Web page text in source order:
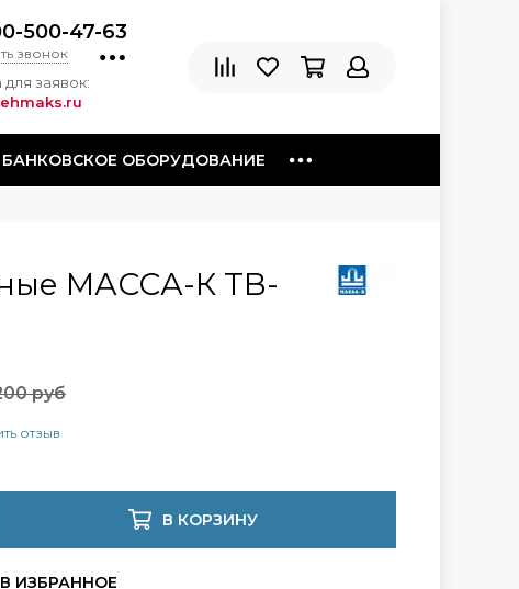
500-47-63
звонок
заявок:
БАНКОВСКОЕ ОБОРУДОВАНИЕ
МАССА-К ТВ-
руб
отзыв
В КОРЗИНУ